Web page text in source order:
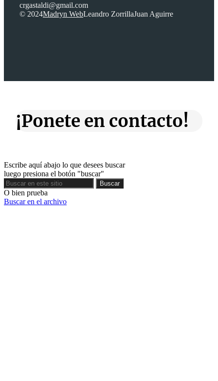
crgastaldi@gmail.com
© 2024Madryn WebLeandro ZorrillaJuan Aguirre
¡Ponete en contacto!
Escribe aquí abajo lo que desees buscar
luego presiona el botón "buscar"
Buscar
Buscar
O bien prueba
Buscar en el archivo